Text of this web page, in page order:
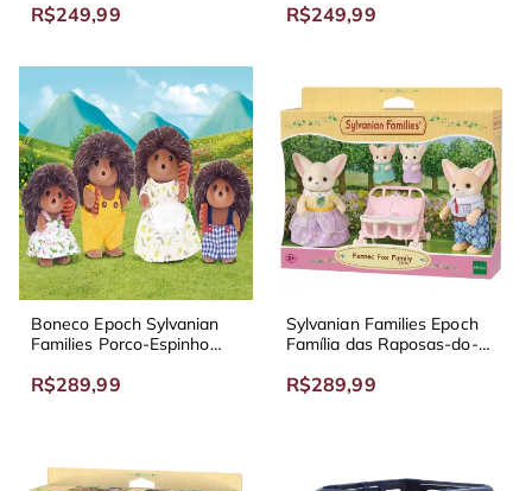
R$249,99 R$249,99
Boneco Epoch Sylvanian
Families Porco-Espinho
R$289,99
Sylvanian Families Epoch
Família das Raposas-do-
R$289,99